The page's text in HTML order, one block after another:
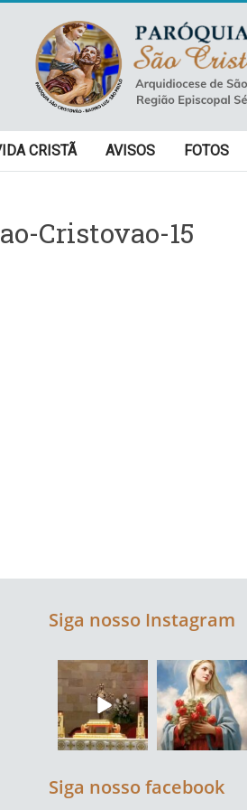
CRISTÃ AVISOS FOTOS
Cristovao-15
Siga nosso Instagram
Siga nosso facebook